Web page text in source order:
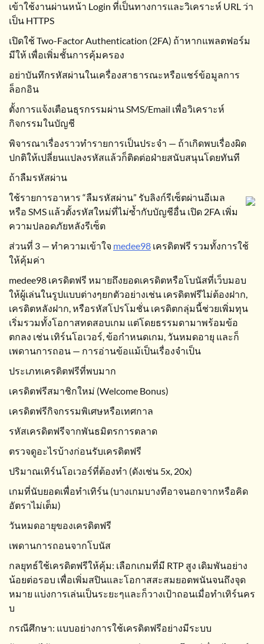
เข้าใช้งานผ่านหน้า Login ที่เป็นทางการและวิเคราะห์ URL ว่า
เป็น HTTPS
เปิดใช้ Two-Factor Authentication (2FA) ถ้าหากแพลตฟอร์ม
มีให้ เพื่อเพิ่มชั้นการคุ้มครอง
อย่าบันทึกรหัสผ่านในเครื่องสาธารณะหรือแชร์ข้อมูลการ
ล็อกอิน
ตั้งการแจ้งเตือนธุรกรรมผ่าน SMS/Email เพื่อวิเคราะห์
กิจกรรมในบัญชี
พิจารณาเรื่องราวทำรายการเป็นประจำ — ถ้าเกิดพบเรื่องผิด
ปกติให้เปลี่ยนแปลงรหัสแล้วก็ติดต่อฝ่ายสนับสนุนโดยทันที
ถ้าลืมรหัสผ่าน
ใช้รายการอาหาร “ลืมรหัสผ่าน” รับลิงก์รีเซ็ตผ่านอีเมล
หรือ SMS แล้วตั้งรหัสใหม่ที่ไม่ซ้ำกับบัญชีอื่น เปิด 2FA เพิ่ม
ความปลอดภัยหลังรีเซ็ต
ส่วนที่ 3 — ทำความเข้าใจ medee98 เครดิตฟรี รวมทั้งการใช้
ให้คุ้มค่า
medee98 เครดิตฟรี หมายถึงยอดเครดิตหรือโบนัสที่เว็บมอบ
ให้ผู้เล่นในรูปแบบต่างๆยกตัวอย่างเช่น เครดิตฟรีไม่ต้องฝาก,
เครดิตหลังฝาก, หรือรหัสโปรโมชั่น เครดิตกลุ่มนี้ช่วยเพิ่มทุน
เริ่มรวมทั้งโอกาสทดสอบเกม แต่โดยธรรมดามาพร้อมข้อ
ตกลง เช่น เทิร์นโอเวอร์, ข้อกำหนดเกม, วันหมดอายุ และก็
เพดานการถอน — การอ่านข้อแม้เป็นเรื่องจำเป็น
ประเภทเครดิตฟรีที่พบมาก
เครดิตฟรีสมาชิกใหม่ (Welcome Bonus)
เครดิตฟรีกิจกรรมพิเศษหรือเทศกาล
รหัสเครดิตฟรีจากพันธมิตรการตลาด
ตรวจดูอะไรบ้างก่อนรับเครดิตฟรี
ปริมาณเทิร์นโอเวอร์ที่ต้องทำ (ดังเช่น 5x, 20x)
เกมที่นับยอดเพื่อทำเทิร์น (บางเกมบางทีอาจนอกจากหรือคิด
อัตราไม่เต็ม)
วันหมดอายุของเครดิตฟรี
เพดานการถอนจากโบนัส
กลยุทธ์ใช้เครดิตฟรีให้คุ้ม: เลือกเกมที่มี RTP สูง เดิมพันอย่าง
น้อยต่อรอบ เพื่อเพิ่มสปินและโอกาสสะสมยอดพนันจนถึงจุด
หมาย แบ่งการเล่นเป็นระยะๆและก็วางเป้าถอนเมื่อทำเทิร์นคร
บ
กรณีศึกษา: แบบอย่างการใช้เครดิตฟรีอย่างมีระบบ